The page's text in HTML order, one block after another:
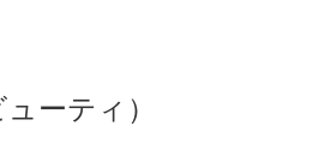
ーティ）